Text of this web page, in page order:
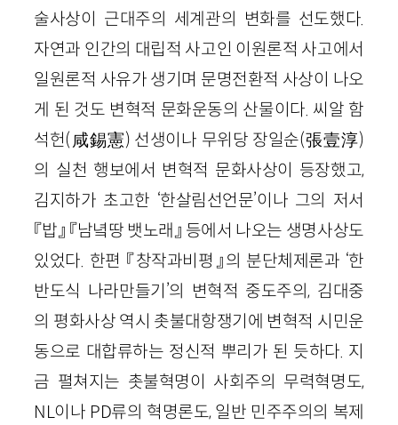
술사상이 근대주의 세계관의 변화를 선도했다.
자연과 인간의 대립적 사고인 이원론적 사고에서
일원론적 사유가 생기며 문명전환적 사상이 나오
게 된 것도 변혁적 문화운동의 산물이다. 씨알 함
석헌(咸錫憲) 선생이나 무위당 장일순(張壹淳)
의 실천 행보에서 변혁적 문화사상이 등장했고,
김지하가 초고한 ‘한살림선언문’이나 그의 저서
『밥』 『남녘땅 뱃노래』 등에서 나오는 생명사상도
있었다. 한편 『창작과비평』의 분단체제론과 ‘한
반도식 나라만들기’의 변혁적 중도주의, 김대중
의 평화사상 역시 촛불대항쟁기에 변혁적 시민운
동으로 대합류하는 정신적 뿌리가 된 듯하다. 지
금 펼쳐지는 촛불혁명이 사회주의 무력혁명도,
NL이나 PD류의 혁명론도, 일반 민주주의의 복제